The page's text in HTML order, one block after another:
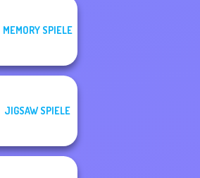
MEMORY SPIELE
JIGSAW SPIELE